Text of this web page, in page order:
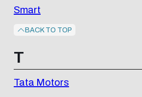
Smart
BACK TO TOP
T
Tata Motors